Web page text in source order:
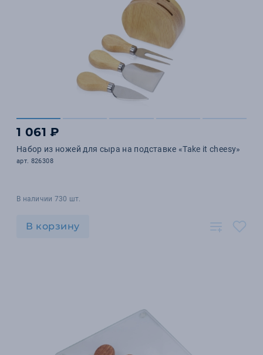
1 061 ₽
Набор из ножей для сыра на подставке «Take it cheesy»
арт. 826308
В наличии 730 шт.
В корзину